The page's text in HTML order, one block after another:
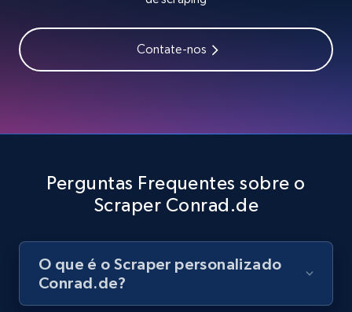
Youtube - Videos posts - Search videos by
8.1K+ 716+ Comece grátis
Youtube - Videos posts - Collect YouTube
posts by hashtags
URL, Title, Youtuber, Youtuber md5, Video url,
Contate-nos
Perguntas Frequentes sobre o
Scraper Conrad.de
O que é o Scraper personalizado
Conrad.de?